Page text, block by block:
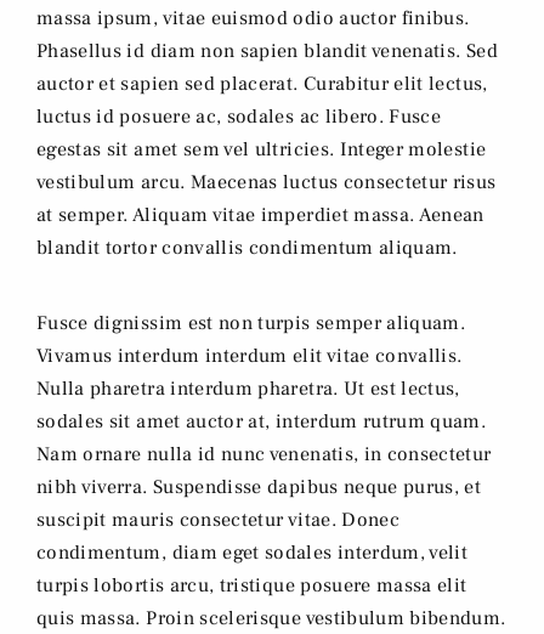
massa ipsum, vitae euismod odio auctor finibus.
Phasellus id diam non sapien blandit venenatis. Sed
auctor et sapien sed placerat. Curabitur elit lectus,
luctus id posuere ac, sodales ac libero. Fusce
egestas sit amet sem vel ultricies. Integer molestie
vestibulum arcu. Maecenas luctus consectetur risus
at semper. Aliquam vitae imperdiet massa. Aenean
blandit tortor convallis condimentum aliquam.
Fusce dignissim est non turpis semper aliquam.
Vivamus interdum interdum elit vitae convallis.
Nulla pharetra interdum pharetra. Ut est lectus,
sodales sit amet auctor at, interdum rutrum quam.
Nam ornare nulla id nunc venenatis, in consectetur
nibh viverra. Suspendisse dapibus neque purus, et
suscipit mauris consectetur vitae. Donec
condimentum, diam eget sodales interdum, velit
turpis lobortis arcu, tristique posuere massa elit
quis massa. Proin scelerisque vestibulum bibendum.